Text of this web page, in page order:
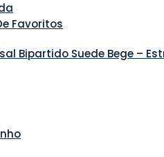
Favoritos
Bipartido Suede Bege –